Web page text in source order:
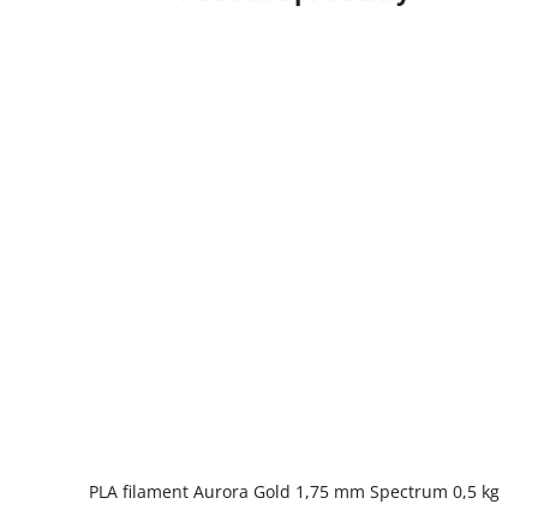
PLA filament Aurora Gold 1,75 mm Spectrum 0,5 kg